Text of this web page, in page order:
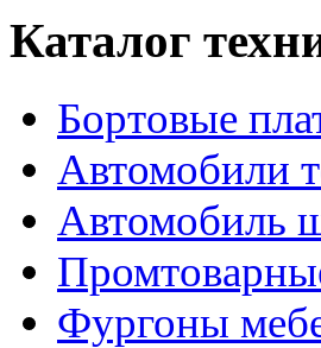
Каталог
Бортовые
Автомобили
Автомобиль
Фургоны